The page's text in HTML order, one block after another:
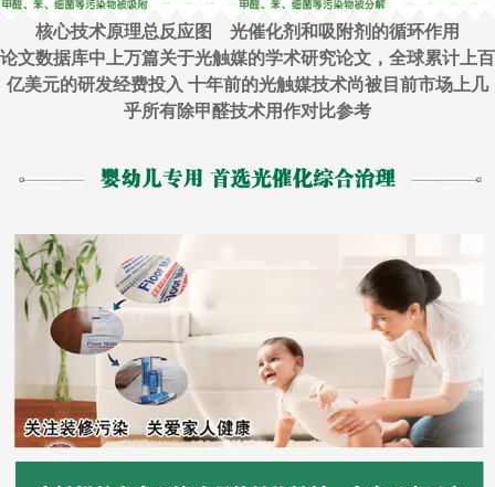
核心技术原理总反应图 光催化剂和吸附剂的循环作用
论文数据库中上万篇关于光触媒的学术研究论文，全球累计上百
亿美元的研发经费投入 十年前的光触媒技术尚被目前市场上几
乎所有除甲醛技术用作对比参考